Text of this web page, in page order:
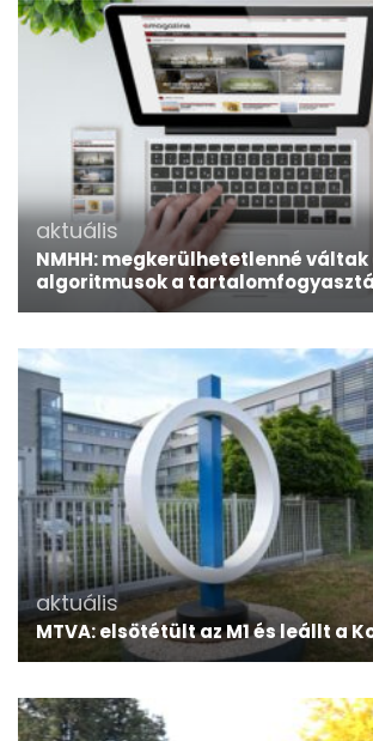
aktuális
NMHH: megkerülhetetlenné váltak
algoritmusok a
aktuális
MTVA: elsötétült az M1 és leállt a